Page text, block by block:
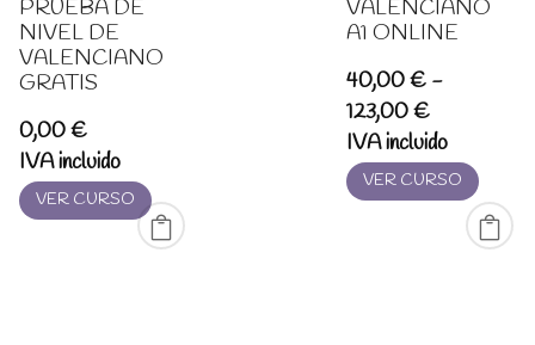
PRUEBA DE
NIVEL DE
VALENCIANO
GRATIS
0,00€
IVA incluido
VER CURSO
VALENCIANO
A1 ONLINE
40,00€ -
123,00€Rango
de
precios:
desde
40,00 €
IVA incluido
VER CURSO